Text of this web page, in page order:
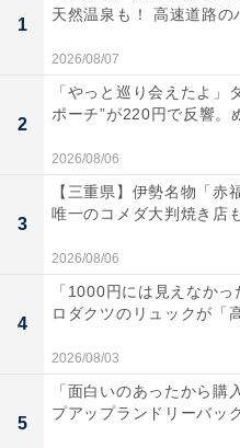
1
天然温泉も！ 高速道路の
2026/08/07
2
「やっと巡り会えたよ」
ポーチ”が220円で反響。
2026/08/06
3
【三重県】伊勢名物「赤
唯一のコメダ大判焼き店
2026/08/06
4
「1000円には見えなか
ロダクツのリュックが「
2026/08/03
5
「面白いのあったから購
プアップランドリーバッ